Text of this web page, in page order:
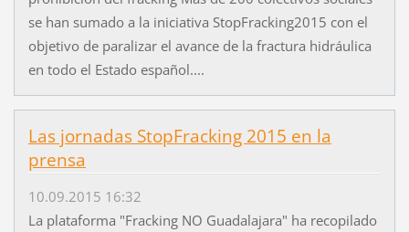
se han sumado a la iniciativa StopFracking2015 con el
objetivo de paralizar el avance de la fractura hidráulica
en todo el Estado español....
Las jornadas StopFracking 2015 en la
prensa
10.09.2015 16:32
La plataforma "Fracking NO Guadalajara" ha recopilado